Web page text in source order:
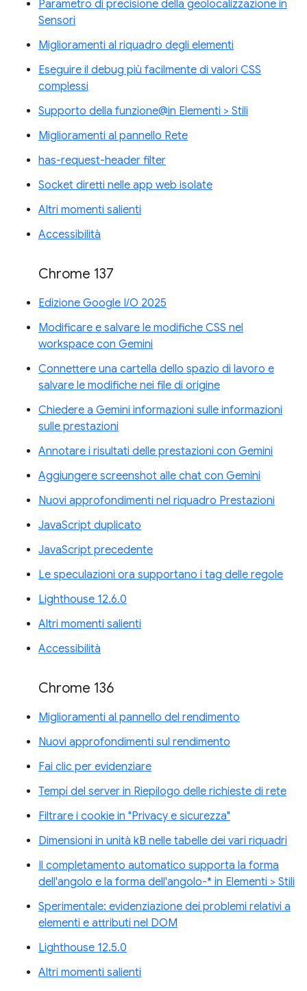
Parametro di precisione della geolocalizzazione in
Sensori
Miglioramenti al riquadro degli elementi
Eseguire il debug più facilmente di valori CSS
complessi
Supporto della funzione@in Elementi > Stili
Miglioramenti al pannello Rete
has-request-header filter
Socket diretti nelle app web isolate
Altri momenti salienti
Accessibilità
Chrome 137
Edizione Google I/O 2025
Modificare e salvare le modifiche CSS nel
workspace con Gemini
Connettere una cartella dello spazio di lavoro e
salvare le modifiche nei file di origine
Chiedere a Gemini informazioni sulle informazioni
sulle prestazioni
Annotare i risultati delle prestazioni con Gemini
Aggiungere screenshot alle chat con Gemini
Nuovi approfondimenti nel riquadro Prestazioni
JavaScript duplicato
JavaScript precedente
Le speculazioni ora supportano i tag delle regole
Lighthouse 12.6.0
Altri momenti salienti
Accessibilità
Chrome 136
Miglioramenti al pannello del rendimento
Nuovi approfondimenti sul rendimento
Fai clic per evidenziare
Tempi del server in Riepilogo delle richieste di rete
Filtrare i cookie in "Privacy e sicurezza"
Dimensioni in unità kB nelle tabelle dei vari riquadri
Il completamento automatico supporta la forma
dell'angolo e la forma dell'angolo-* in Elementi > Stili
Sperimentale: evidenziazione dei problemi relativi a
elementi e attributi nel DOM
Lighthouse 12.5.0
Altri momenti salienti